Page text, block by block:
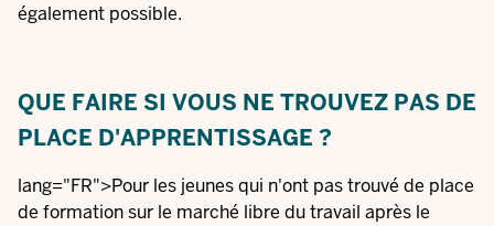
également possible.
QUE FAIRE SI VOUS NE TROUVEZ PAS DE
PLACE D'APPRENTISSAGE ?
lang="FR">Pour les jeunes qui n'ont pas trouvé de place
de formation sur le marché libre du travail après le